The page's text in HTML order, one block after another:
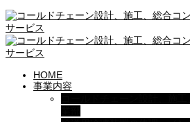
HOME
事業内容